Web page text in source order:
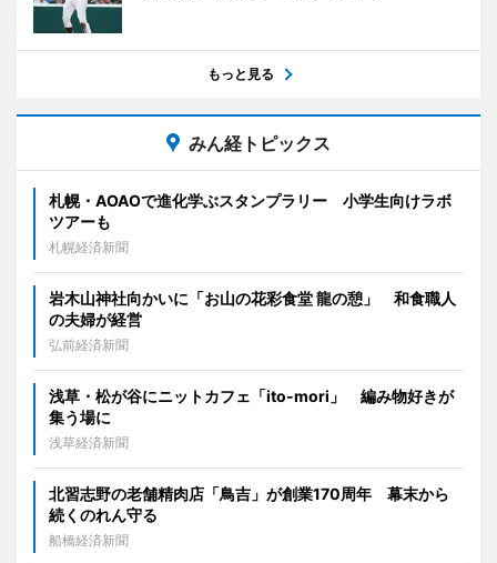
もっと見る
みん経トピックス
札幌・AOAOで進化学ぶスタンプラリー 小学生向けラボ
ツアーも
札幌経済新聞
岩木山神社向かいに「お山の花彩食堂 龍の憩」 和食職人
の夫婦が経営
弘前経済新聞
浅草・松が谷にニットカフェ「ito-mori」 編み物好きが
集う場に
浅草経済新聞
北習志野の老舗精肉店「鳥吉」が創業170周年 幕末から
続くのれん守る
船橋経済新聞